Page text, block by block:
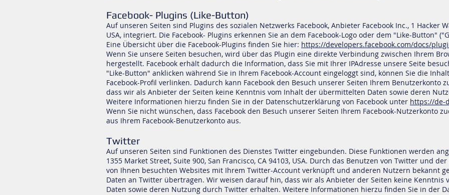
Facebook- Plugins (Like-Button)
Auf unseren Seiten sind Plugins des sozialen Netzwerks Facebook, Anbieter Facebook Inc., 1 Hacker
USA, integriert. Die Facebook- Plugins erkennen Sie an dem Facebook-Logo oder dem "Like-Button"
Eine Übersicht über die Facebook-Plugins finden Sie hier: https://developers.facebook.com/docs/
Wenn Sie unsere Seiten besuchen, wird über das Plugin eine direkte Verbindung zwischen Ihrem
hergestellt. Facebook erhält dadurch die Information, dass Sie mit Ihrer IPAdresse unsere Seite
"Like-Button" anklicken während Sie in Ihrem Facebook-Account eingeloggt sind, können Sie die
Facebook-Profil verlinken. Dadurch kann Facebook den Besuch unserer Seiten Ihrem Benutzerkonto
dass wir als Anbieter der Seiten keine Kenntnis vom Inhalt der übermittelten Daten sowie deren
Weitere Informationen hierzu finden Sie in der Datenschutzerklärung von Facebook unter https://de-
Wenn Sie nicht wünschen, dass Facebook den Besuch unserer Seiten Ihrem Facebook-Nutzerkonto
aus Ihrem Facebook-Benutzerkonto aus.
Twitter
Auf unseren Seiten sind Funktionen des Dienstes Twitter eingebunden. Diese Funktionen werden
1355 Market Street, Suite 900, San Francisco, CA 94103, USA. Durch das Benutzen von Twitter und
von Ihnen besuchten Websites mit Ihrem Twitter-Account verknüpft und anderen Nutzern bekannt
Daten an Twitter übertragen. Wir weisen darauf hin, dass wir als Anbieter der Seiten keine
Daten sowie deren Nutzung durch Twitter erhalten. Weitere Informationen hierzu finden Sie in der